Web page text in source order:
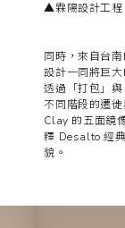
▲霖陽設計工程
同時，來自台
設計一同將巨
透過「打包」
不同階段的遷
Clay 的五面鏡
釋 Desalto 經
貌。